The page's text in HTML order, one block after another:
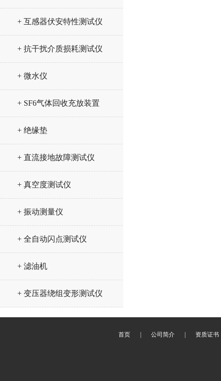
+ 互感器伏安特性测试仪
+ 抗干扰介质损耗测试仪
+ 微水仪
+ SF6气体回收充放装置
+ 绝缘垫
+ 直流接地故障测试仪
+ 真空度测试仪
+ 振动测量仪
+ 全自动闪点测试仪
+ 滤油机
+ 变压器绕组变形测试仪
首页 公司简介 资质证书